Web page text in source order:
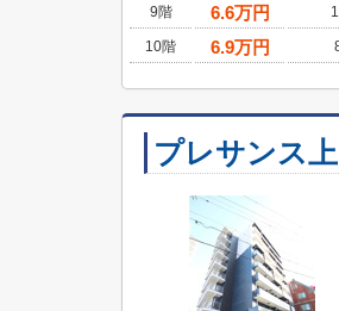
9階 6.6万円
10階 6.9万円
プレサンス